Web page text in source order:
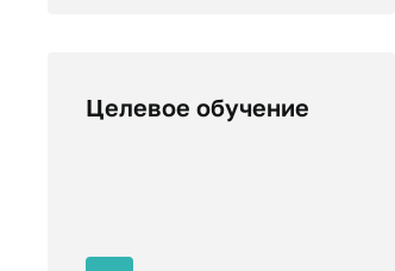
Целевое обучение